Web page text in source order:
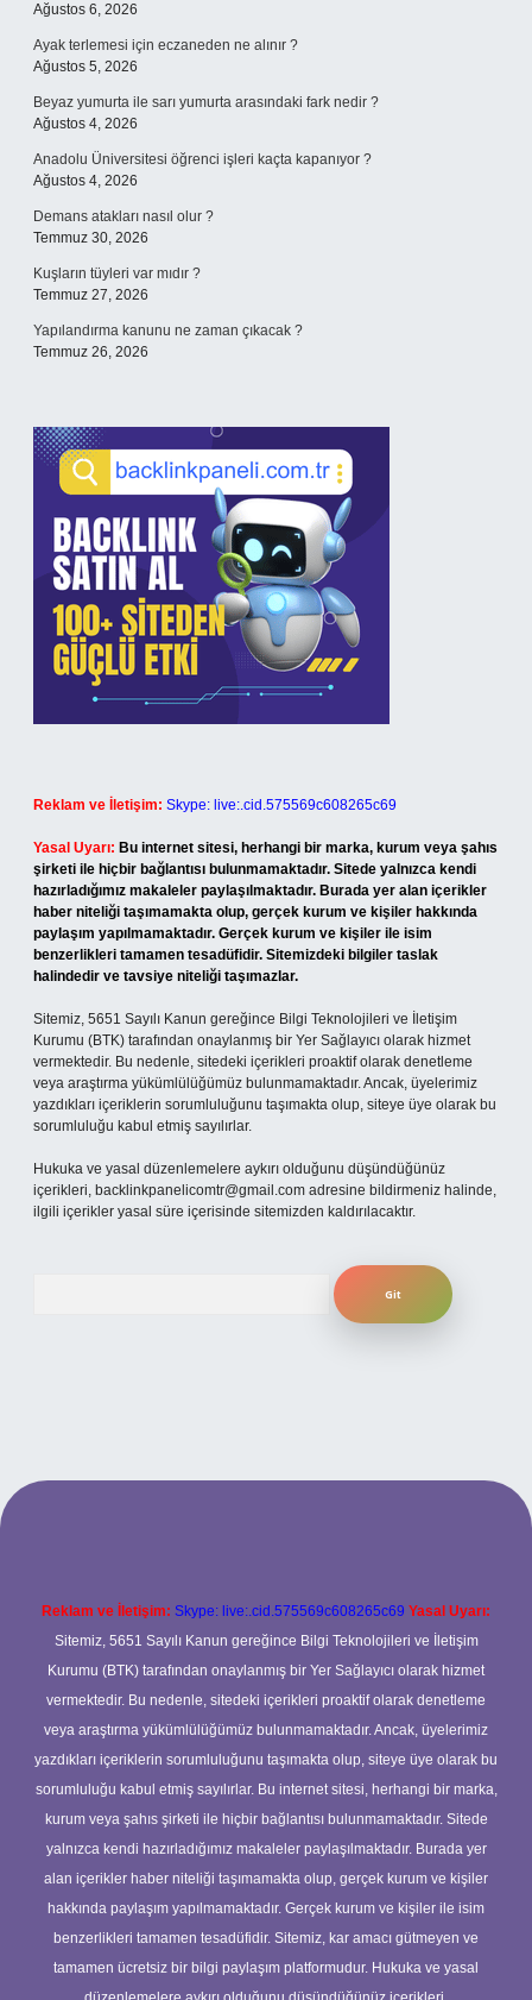
Ağustos 6, 2026
Ayak terlemesi için eczaneden ne alınır ?
Ağustos 5, 2026
Beyaz yumurta ile sarı yumurta arasındaki fark nedir ?
Ağustos 4, 2026
Anadolu Üniversitesi öğrenci işleri kaçta kapanıyor ?
Ağustos 4, 2026
Demans atakları nasıl olur ?
Temmuz 30, 2026
Kuşların tüyleri var mıdır ?
Temmuz 27, 2026
Yapılandırma kanunu ne zaman çıkacak ?
Temmuz 26, 2026
Reklam ve İletişim: Skype: live:.cid.575569c608265c69
Yasal Uyarı: Bu internet sitesi, herhangi bir marka, kurum veya şahıs
şirketi ile hiçbir bağlantısı bulunmamaktadır. Sitede yalnızca kendi
hazırladığımız makaleler paylaşılmaktadır. Burada yer alan içerikler
haber niteliği taşımamakta olup, gerçek kurum ve kişiler hakkında
paylaşım yapılmamaktadır. Gerçek kurum ve kişiler ile isim
benzerlikleri tamamen tesadüfidir. Sitemizdeki bilgiler taslak
halindedir ve tavsiye niteliği taşımazlar.
Sitemiz, 5651 Sayılı Kanun gereğince Bilgi Teknolojileri ve İletişim
Kurumu (BTK) tarafından onaylanmış bir Yer Sağlayıcı olarak hizmet
vermektedir. Bu nedenle, sitedeki içerikleri proaktif olarak denetleme
veya araştırma yükümlülüğümüz bulunmamaktadır. Ancak, üyelerimiz
yazdıkları içeriklerin sorumluluğunu taşımakta olup, siteye üye olarak bu
sorumluluğu kabul etmiş sayılırlar.
Hukuka ve yasal düzenlemelere aykırı olduğunu düşündüğünüz
içerikleri, backlinkpanelicomtr@gmail.com adresine bildirmeniz halinde,
ilgili içerikler yasal süre içerisinde sitemizden kaldırılacaktır.
Reklam ve İletişim: Skype: live:.cid.575569c608265c69 Yasal Uyarı:
Sitemiz, 5651 Sayılı Kanun gereğince Bilgi Teknolojileri ve İletişim
Kurumu (BTK) tarafından onaylanmış bir Yer Sağlayıcı olarak hizmet
vermektedir. Bu nedenle, sitedeki içerikleri proaktif olarak denetleme
veya araştırma yükümlülüğümüz bulunmamaktadır. Ancak, üyelerimiz
yazdıkları içeriklerin sorumluluğunu taşımakta olup, siteye üye olarak bu
sorumluluğu kabul etmiş sayılırlar. Bu internet sitesi, herhangi bir marka,
kurum veya şahıs şirketi ile hiçbir bağlantısı bulunmamaktadır. Sitede
yalnızca kendi hazırladığımız makaleler paylaşılmaktadır. Burada yer
alan içerikler haber niteliği taşımamakta olup, gerçek kurum ve kişiler
hakkında paylaşım yapılmamaktadır. Gerçek kurum ve kişiler ile isim
benzerlikleri tamamen tesadüfidir. Sitemiz, kar amacı gütmeyen ve
tamamen ücretsiz bir bilgi paylaşım platformudur. Hukuka ve yasal